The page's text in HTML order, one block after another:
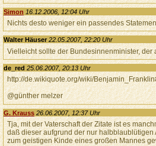
Simon 16.12.2006, 12:04 Uhr
Nichts desto weniger ein passendes
Walter Häuser 22.05.2007, 22:20 Uhr
Vielleicht sollte der Bundesinnenminister,
de_red 25.06.2007, 20:13 Uhr
http://de.wikiquote.org/wiki/
@günther melzer
G. Krauss 26.06.2007, 12:37 Uhr
Tja, mit der Vaterschaft der Zitate ist es
daß dieser aufgrund der nur
zum geistigen Kinde eines großen Mannes